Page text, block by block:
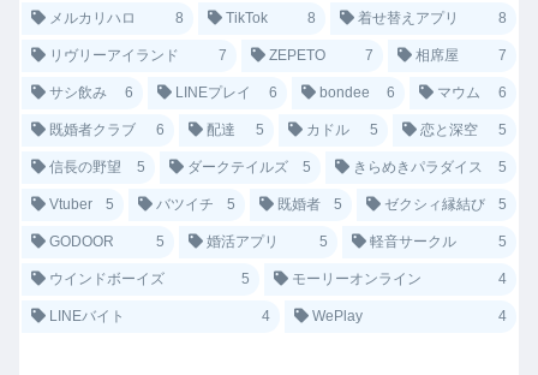
メルカリハロ 8 TikTok 8 着せ替えアプリ 8
リヴリーアイランド 7 ZEPETO 7 相席屋 7
サシ飲み 6 LINEプレイ 6 bondee 6 マウム 6
既婚者クラブ 6 配達 5 カドル 5 恋と深空 5
信長の野望 5 ダークテイルズ 5 きらめきパラダイス 5
Vtuber 5 バツイチ 5 既婚者 5 ゼクシィ縁結び 5
GODOOR 5 婚活アプリ 5 軽音サークル 5
ウインドボーイズ 5 モーリーオンライン 4
LINEバイト 4 WePlay 4